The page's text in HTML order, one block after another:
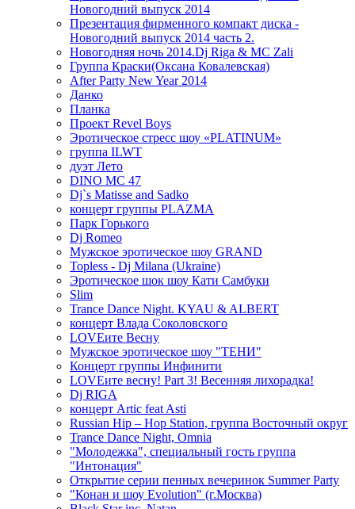
Новогодний выпуск 2014
Презентация фирменного компакт диска -
Новогодний выпуск 2014 часть 2.
Новогодняя ночь 2014.Dj Riga & MC Zali
Группа Краски(Оксана Ковалевская)
After Party New Year 2014
Данко
Планка
Проект Revel Boys
Эротическое стресс шоу «PLATINUM»
группа ILWT
дуэт Лето
DINO MC 47
Dj`s Matisse and Sadko
концерт группы PLAZMA
Парк Горького
Dj Romeo
Мужское эротическое шоу GRAND
Topless - Dj Milana (Ukraine)
Эротическое шок шоу Кати Самбуки
Slim
Trance Dance Night. KYAU & ALBERT
концерт Влада Соколовского
LOVEите Весну
Мужское эротическое шоу "ТЕНИ"
Концерт группы Инфинити
LOVEите весну! Part 3! Весенняя лихорадка!
Dj RIGA
концерт Artic feat Asti
Russian Hip – Hop Station, группа Восточный округ
Trance Dance Night, Omnia
"Молодежка", специальный гость группа
"Интонация"
Открытие серии пенных вечеринок Summer Party
"Конан и шоу Evolution" (г.Москва)